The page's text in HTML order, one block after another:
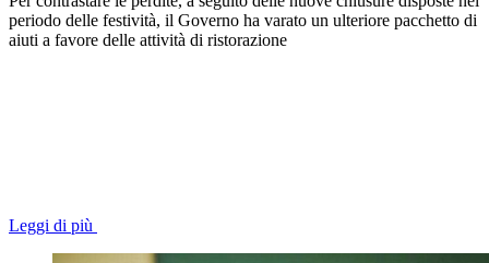
periodo delle festività, il Governo ha varato un ulteriore pacchetto di
aiuti a favore delle attività di ristorazione
Leggi di più